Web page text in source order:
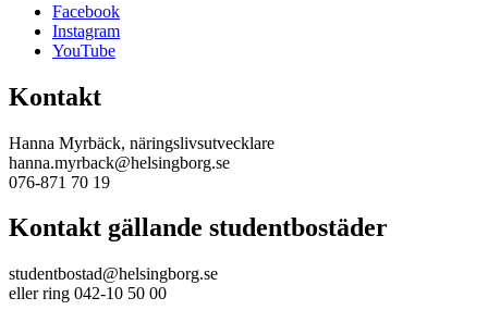
Facebook
Instagram
YouTube
Kontakt
Hanna Myrbäck, näringslivsutvecklare
hanna.myrback@helsingborg.se
076-871 70 19
Kontakt gällande studentbostäder
studentbostad@helsingborg.se
eller ring 042-10 50 00